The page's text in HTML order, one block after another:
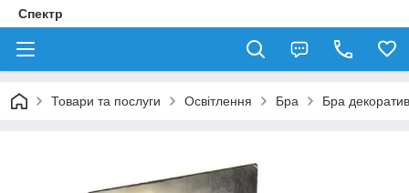
Спектр
Товари та послуги Освітлення Бра Бра